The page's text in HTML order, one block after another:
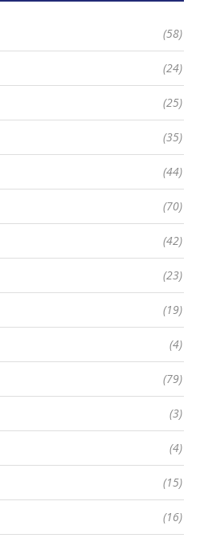
(58)
(24)
(25)
(35)
(44)
(70)
(42)
(23)
(19)
(4)
(79)
(3)
(4)
(15)
(16)